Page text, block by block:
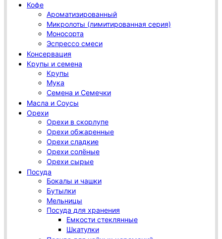
Кофе
Ароматизированный
Микролоты (лимитированная серия)
Моносорта
Эспрессо смеси
Консервация
Крупы и семена
Крупы
Мука
Семена и Семечки
Масла и Соусы
Орехи
Орехи в скорлупе
Орехи обжаренные
Орехи сладкие
Орехи солёные
Орехи сырые
Посуда
Бокалы и чашки
Бутылки
Мельницы
Посуда для хранения
Емкости стеклянные
Шкатулки